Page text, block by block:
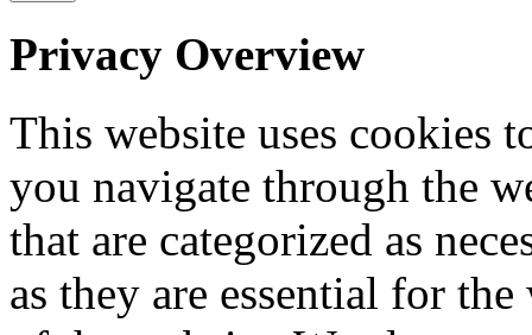
Privacy Overview
This website uses cookies
you navigate through the
that are categorized as
as they are essential for